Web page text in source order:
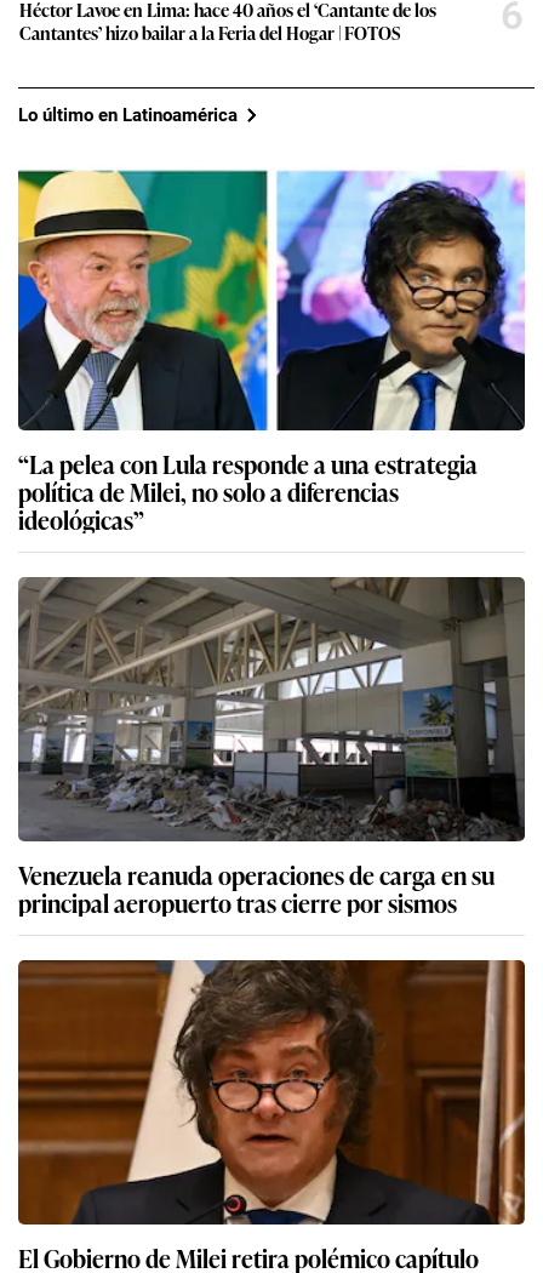
Héctor Lavoe en Lima: hace 40 años el ‘Cantante de los
Cantantes’ hizo bailar a la Feria del Hogar | FOTOS
6
Lo último en Latinoamérica
“La pelea con Lula responde a una estrategia
política de Milei, no solo a diferencias
ideológicas”
Venezuela reanuda operaciones de carga en su
principal aeropuerto tras cierre por sismos
El Gobierno de Milei retira polémico capítulo